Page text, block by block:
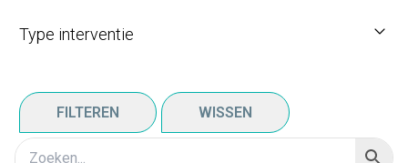
Type interventie
FILTEREN WISSEN